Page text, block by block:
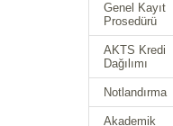
Genel Kayıt
Prosedürü
AKTS Kredi
Dağılımı
Notlandırma
Akademik